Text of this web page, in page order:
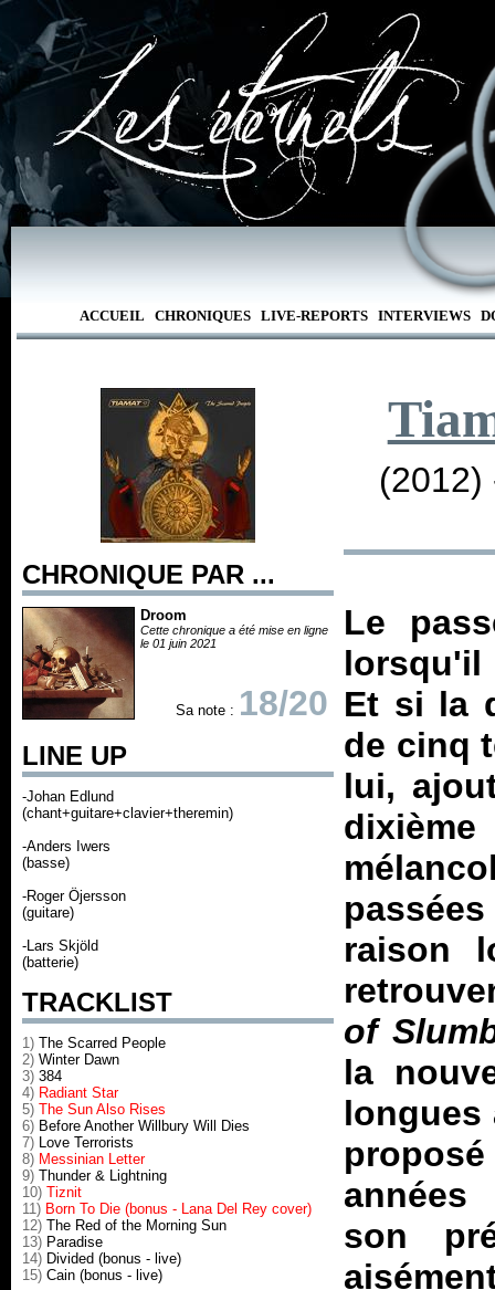
ACCUEIL CHRONIQUES LIVE-REPORTS INTERVIEWS
CHRONIQUE PAR ...
Droom
Cette chronique a été mise en ligne
le 01 juin 2021
Sa note : 18/20
LINE UP
-Johan Edlund
(chant+guitare+clavier+theremin)
-Anders Iwers
(basse)
-Roger Öjersson
(guitare)
-Lars Skjöld
(batterie)
TRACKLIST
1) The Scarred People
2) Winter Dawn
3) 384
4) Radiant Star
5) The Sun Also Rises
6) Before Another Willbury Will Dies
7) Love Terrorists
8) Messinian Letter
9) Thunder & Lightning
10) Tiznit
11) Born To Die (bonus - Lana Del Rey cover)
12) The Red of the Morning Sun
13) Paradise
14) Divided (bonus - live)
15) Cain (bonus - live)
Le
lorsqu'il
Et si la
de cinq
lui,
raison
of
la
longues
son